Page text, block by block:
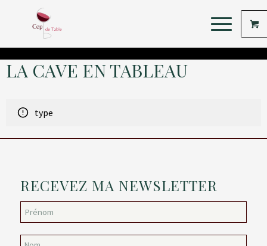
LA CAVE EN TABLEAU
type
RECEVEZ MA NEWSLETTER